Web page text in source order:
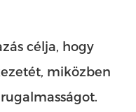
célja, hogy
miközben